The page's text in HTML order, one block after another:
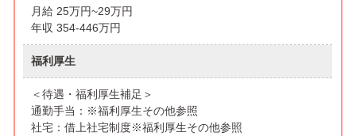
月給 25万円~29万円
年収 354-446万円
福利厚生
＜待遇・福利厚生補足＞
通勤手当：※福利厚生その他参照
社宅：借上社宅制度※福利厚生その他参照